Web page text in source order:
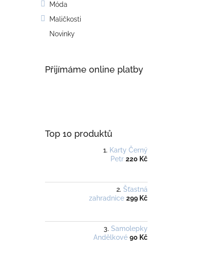
Móda
Maličkosti
Novinky
Přijímáme online platby
Top 10 produktů
Karty Černý
Petr 220 Kč
Šťastná
zahradnice 299 Kč
Samolepky
Andělkové 90 Kč